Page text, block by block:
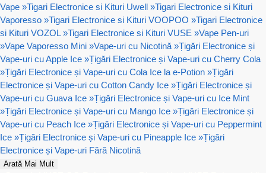
Vape »Tigari Electronice si Kituri Uwell »Tigari Electronice si Kituri
Vaporesso »Tigari Electronice si Kituri VOOPOO »Tigari Electronice
si Kituri VOZOL »Tigari Electronice si Kituri VUSE »Vape Pen-uri
»Vape Vaporesso Mini »Vape-uri cu Nicotină »Țigări Electronice și
Vape-uri cu Apple Ice »Țigări Electronice și Vape-uri cu Cherry Cola
»Țigări Electronice și Vape-uri cu Cola Ice la e-Potion »Țigări
Electronice și Vape-uri cu Cotton Candy Ice »Țigări Electronice și
Vape-uri cu Guava Ice »Țigări Electronice și Vape-uri cu Ice Mint
»Țigări Electronice și Vape-uri cu Mango Ice »Țigări Electronice și
Vape-uri cu Peach Ice »Țigări Electronice și Vape-uri cu Peppermint
Ice »Țigări Electronice și Vape-uri cu Pineapple Ice »Țigări
Electronice și Vape-uri Fără Nicotină
Arată Mai Mult